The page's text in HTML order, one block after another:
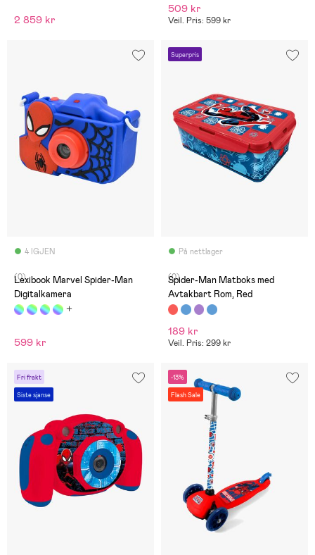
2 859 kr
509 kr
Veil. Pris: 599 kr
4 IGJEN
(0)
Lexibook Marvel Spider-Man
Digitalkamera
599 kr
Superpris
På nettlager
(0)
Spider-Man Matboks med
Avtakbart Rom, Red
189 kr
Veil. Pris: 299 kr
Fri frakt
Siste sjanse
-13%
Flash Sale